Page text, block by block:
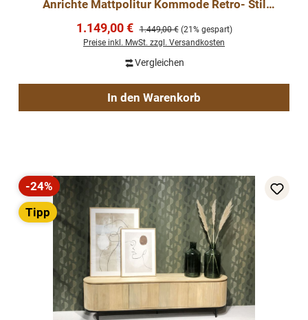
Anrichte Mattpolitur Kommode Retro- Stil
Verkaufspreis:
1.149,00 € Regulärer Preis:
1.449,00 € (21% gespart)
Preise inkl. MwSt. zzgl. Versandkosten
Vergleichen
In den Warenkorb
Rabatt
-24%
Tipp